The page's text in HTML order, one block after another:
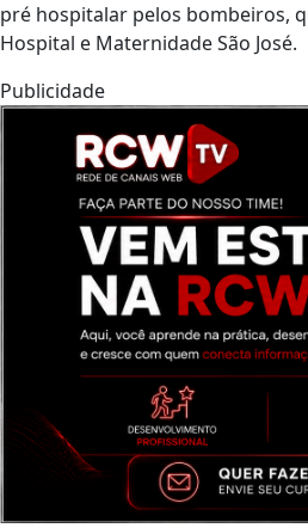
pré hospitalar pelos bombeiros,
Hospital e Maternidade São José.
Publicidade